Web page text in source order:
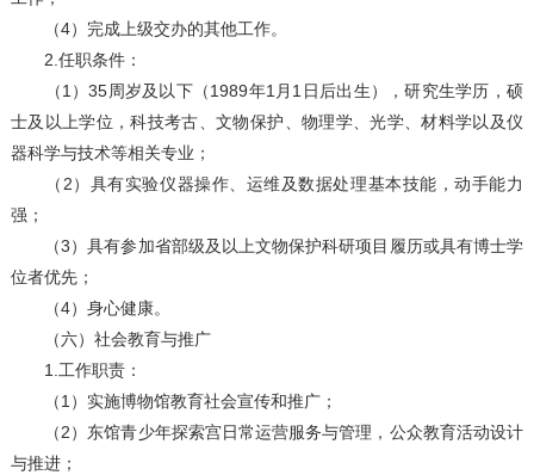
（4）完成上级交办的其他工作。
2.任职条件：
（1）35周岁及以下（1989年1月1日后出生），研究生学历，硕
士及以上学位，科技考古、文物保护、物理学、光学、材料学以及仪
器科学与技术等相关专业；
（2）具有实验仪器操作、运维及数据处理基本技能，动手能力
强；
（3）具有参加省部级及以上文物保护科研项目履历或具有博士学
位者优先；
（4）身心健康。
（六）社会教育与推广
1.工作职责：
（1）实施博物馆教育社会宣传和推广；
（2）东馆青少年探索宫日常运营服务与管理，公众教育活动设计
与推进；